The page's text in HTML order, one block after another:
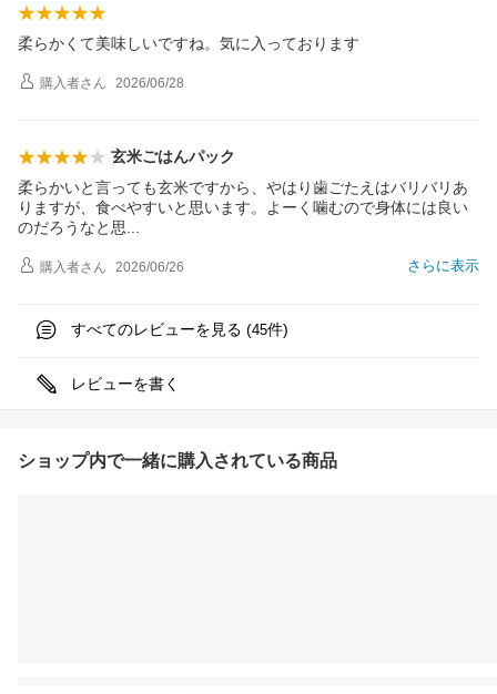
柔らかくて美味しいですね。気に入っております
購入者さん 2026/06/28
玄米ごはんパック
柔らかいと言っても玄米ですから、やはり歯ごたえはバリバリあ
りますが、食べやすいと思います。よーく噛むので身体には良い
のだろうなと 思
さらに表示
購入者さん 2026/06/26
すべてのレビューを見る (45件)
レビューを書く
ショップ内で一緒に購入されている商品